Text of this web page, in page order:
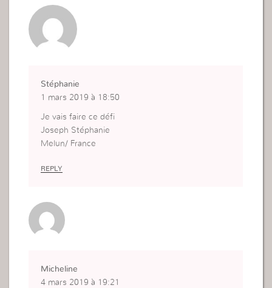
Stéphanie
1 mars 2019 à 18:50
Je vais faire ce défi
Joseph Stéphanie
Melun/ France
REPLY
Micheline
4 mars 2019 à 19:21